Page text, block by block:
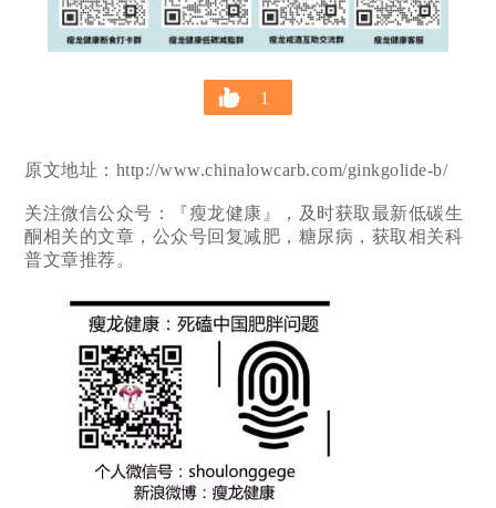
1
原文地址：http://www.chinalowcarb.com/ginkgolide-b/
关注微信公众号：『瘦龙健康』，及时获取最新低碳生
酮相关的文章，公众号回复减肥，糖尿病，获取相关科
普文章推荐。